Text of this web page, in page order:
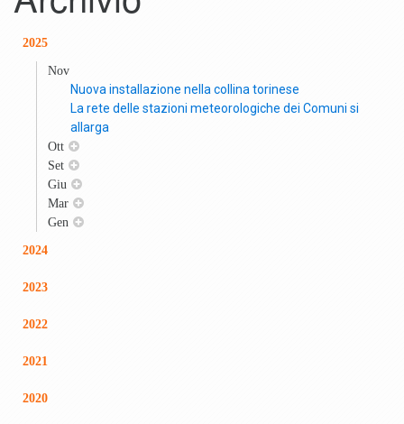
2025
Nov
Nuova installazione nella collina torinese
La rete delle stazioni meteorologiche dei Comuni si
allarga
Ott
Set
Giu
Mar
Gen
2024
2023
2022
2021
2020